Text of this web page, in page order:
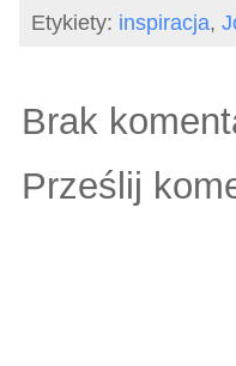
Etykiety: inspiracja,
Brak
Prześlij